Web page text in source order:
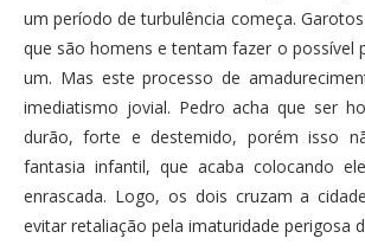
um período de turbulência começa.
que são homens e tentam fazer o possível
um. Mas este processo de
imediatismo jovial. Pedro acha que ser
durão, forte e destemido, porém isso
fantasia infantil, que acaba colocando
enrascada. Logo, os dois cruzam a
evitar retaliação pela imaturidade perigosa